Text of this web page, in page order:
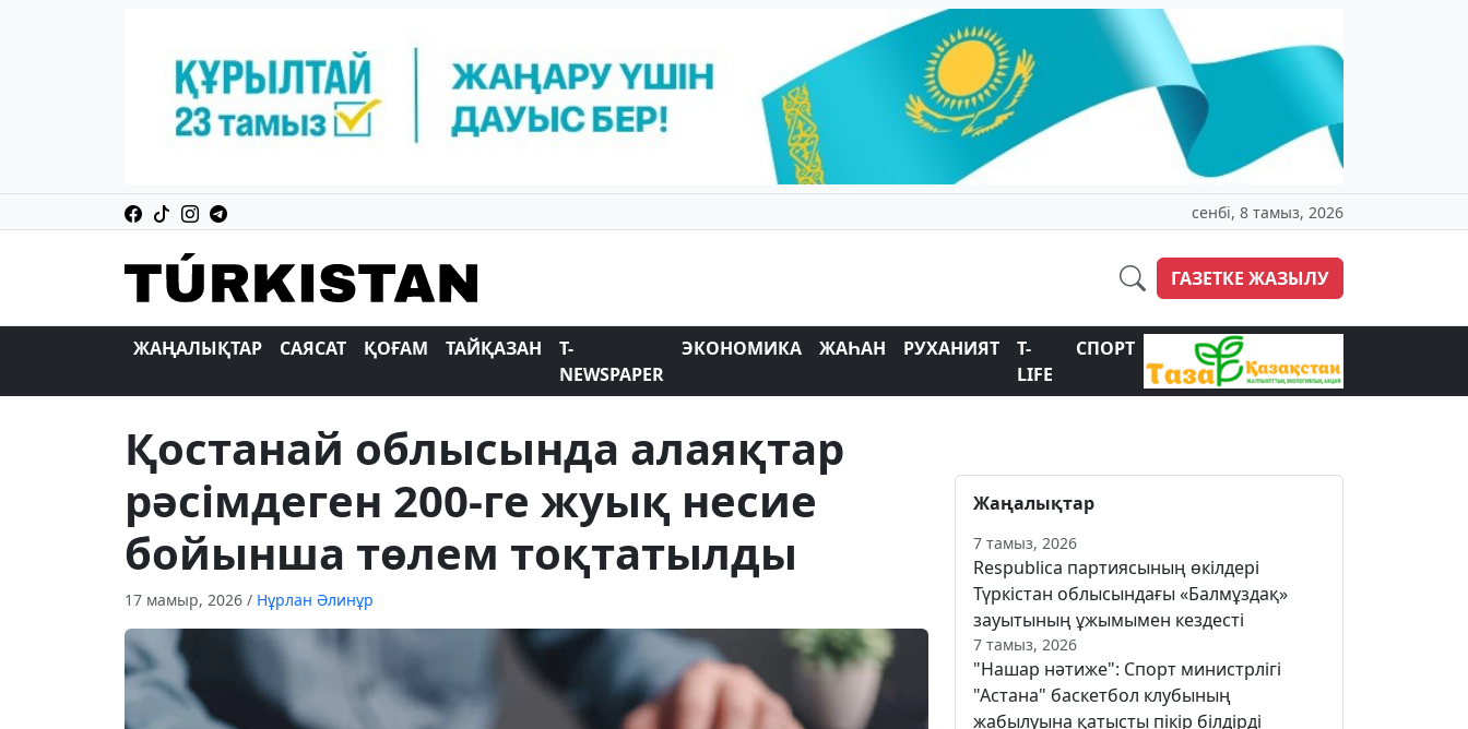
сенбі, 8 тамыз, 2026
ГАЗЕТКЕ ЖАЗЫЛУ
ЖАҢАЛЫҚТАР САЯСАТ ҚОҒАМ ТАЙҚАЗАН
T-
NEWSPAPER
ЭКОНОМИКА ЖАҺАН РУХАНИЯТ
T-
LIFE
СПОРТ
Қостанай облысында алаяқтар
рәсімдеген 200-ге жуық несие
бойынша төлем тоқтатылды
17 мамыр, 2026 / Нұрлан Әлинұр
Жаңалықтар
7 тамыз, 2026
Respublica партиясының өкілдері
Түркістан облысындағы «Балмұздақ»
зауытының ұжымымен кездесті
7 тамыз, 2026
"Нашар нәтиже": Спорт министрлігі
"Астана" баскетбол клубының
жабылуына қатысты пікір білдірді